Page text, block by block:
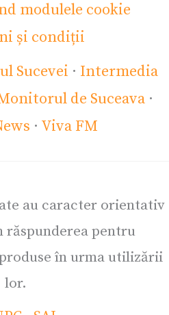
modulele cookie
și condiții
Sucevei · Intermedia
de Suceava ·
· Viva FM
au caracter orientativ
răspunderea pentru
în urma utilizării
lor.